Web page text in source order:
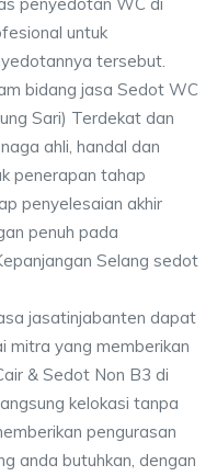
untuk
tersebut.
bidang jasa Sedot WC
Sari) Terdekat dan
ahli, handal dan
penerapan tahap
penyelesaian akhir
penuh pada
Selang sedot
jasatinjabanten dapat
mitra yang memberikan
& Sedot Non B3 di
kelokasi tanpa
pengurasan
anda butuhkan, dengan